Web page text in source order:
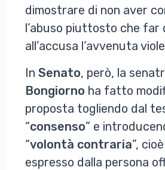
dimostrare di non aver
l’abuso piuttosto che far
all’accusa l’avvenuta
In Senato, però, la
Bongiorno ha fatto
proposta togliendo dal
“consenso” e
“volontà contraria”,
espresso dalla persona